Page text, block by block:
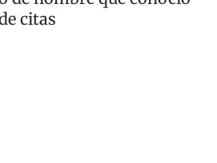
citas